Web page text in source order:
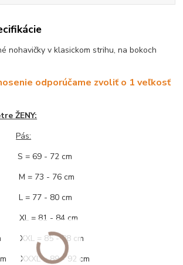
nohavičky v klasickom strihu, na bokoch
odporúčame zvoliť o 1 veľkosť
ŽENY:
Pás:
= 69 - 72 cm
= 73 - 76 cm
= 77 - 80 cm
XL = 81 - 84 cm
XXL = 85 - 88 cm
XXXL = 89 - 92 cm